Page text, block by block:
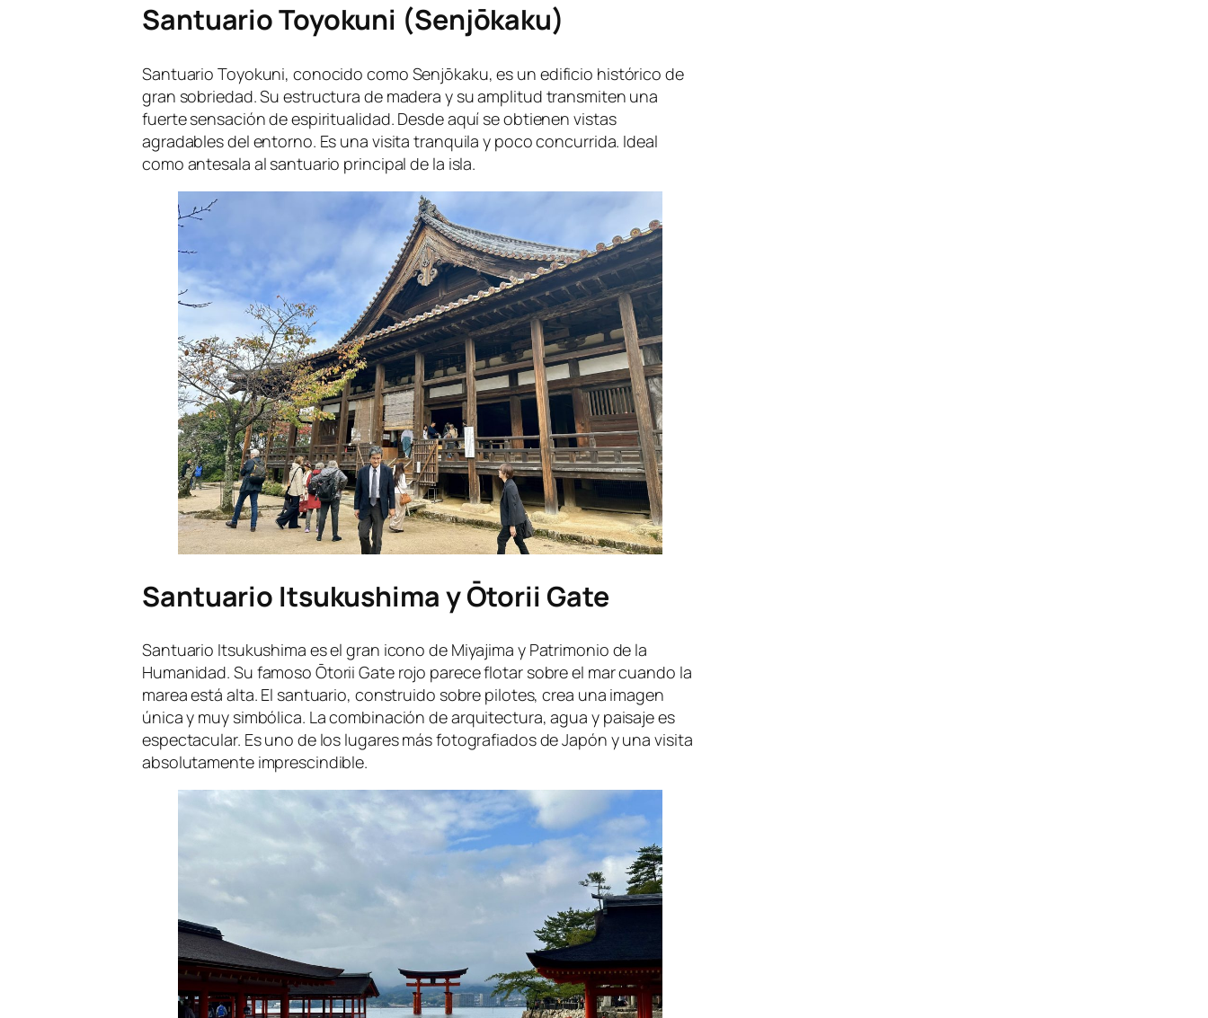
Santuario Toyokuni (Senjōkaku)
Santuario Toyokuni, conocido como Senjōkaku, es un edificio histórico de
gran sobriedad. Su estructura de madera y su amplitud transmiten una
fuerte sensación de espiritualidad. Desde aquí se obtienen vistas
agradables del entorno. Es una visita tranquila y poco concurrida. Ideal
como antesala al santuario principal de la isla.
Santuario Itsukushima y Ōtorii Gate
Santuario Itsukushima es el gran icono de Miyajima y Patrimonio de la
Humanidad. Su famoso Ōtorii Gate rojo parece flotar sobre el mar cuando la
marea está alta. El santuario, construido sobre pilotes, crea una imagen
única y muy simbólica. La combinación de arquitectura, agua y paisaje es
espectacular. Es uno de los lugares más fotografiados de Japón y una visita
absolutamente imprescindible.